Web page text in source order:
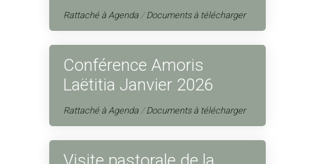
Rattaché à Agenda /Documents à télécharger
Conférence Amoris
Laëtitia Janvier 2026
Rattaché à Agenda /Documents à télécharger